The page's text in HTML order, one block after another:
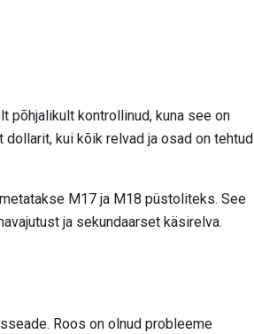
põhjalikult kontrollinud, kuna see on
kui kõik relvad ja osad on tehtud
M17 ja M18 püstoliteks. See
ja sekundaarset käsirelva.
Roos on olnud probleeme